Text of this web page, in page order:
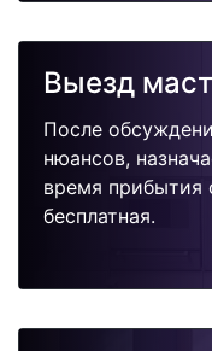
поломок.
Выезд
После
нюансов,
время прибытия
бесплатная.